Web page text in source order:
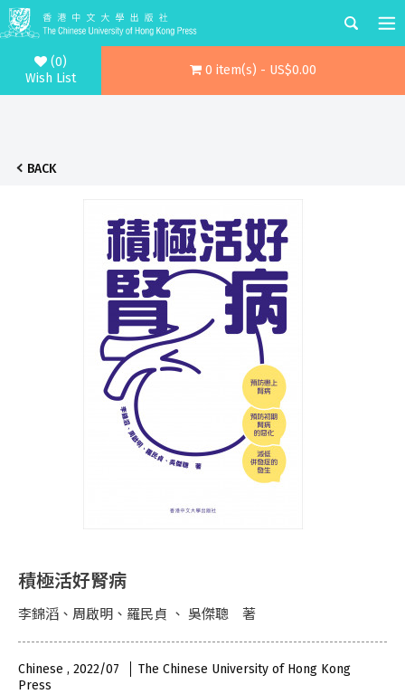
(0)
Wish List
0 item(s) - US$0.00
BACK
積極活好腎病
李錦滔、周啟明、羅民貞 、 吳傑聰 著
Chinese , 2022/07
The Chinese University of Hong Kong
Press